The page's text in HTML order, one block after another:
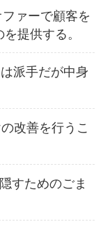
ァーで顧客を
提供する。
派手だが中身
改善を行うこ
すためのごま